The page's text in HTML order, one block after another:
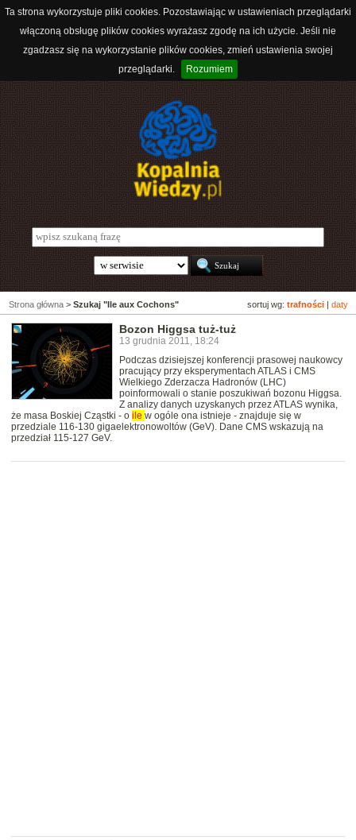
Ta strona wykorzystuje pliki cookies. Pozostawiając w ustawieniach przeglądarki
włączoną obsługę plików cookies wyrażasz zgodę na ich użycie. Jeśli nie
zgadzasz się na wykorzystanie plików cookies, zmień ustawienia swojej
przeglądarki.
Rozumiem
sortuj wg: trafności daty
Strona główna > Szukaj "Ile aux Cochons"
Bozon Higgsa tuż-tuż
13 grudnia 2011, 18:24
Podczas dzisiejszej konferencji prasowej naukowcy
pracujący przy eksperymentach ATLAS i CMS
Wielkiego Zderzacza Hadronów (LHC)
poinformowali o stanie poszukiwań bozonu Higgsa.
Z analizy danych uzyskanych przez ATLAS wynika,
że masa Boskiej Cząstki - o ile w ogóle ona istnieje - znajduje się w
przedziale 116-130 gigaelektronowoltów (GeV). Dane CMS wskazują na
przedział 115-127 GeV.